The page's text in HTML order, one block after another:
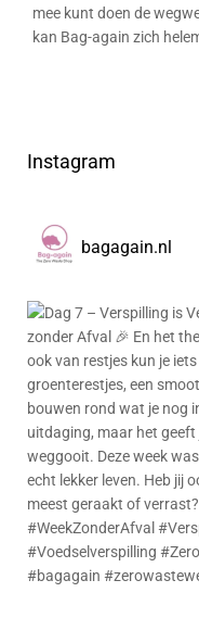
mee kunt doen de
kan Bag-again zich
Instagram
bagagain.nl